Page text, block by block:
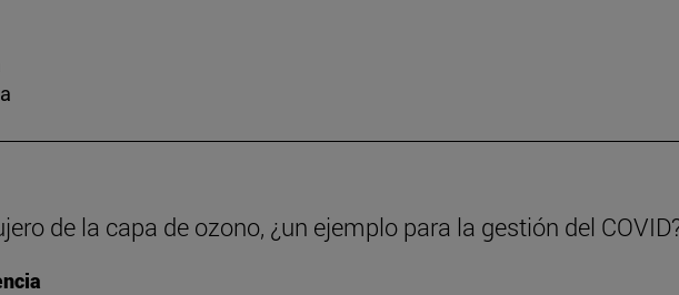
de la capa de ozono, ¿un ejemplo para la gestión del